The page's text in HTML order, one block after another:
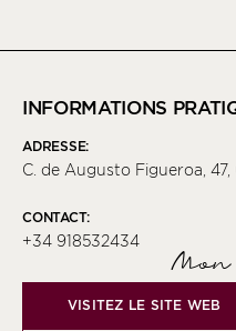
INFORMATIONS
ADRESSE:
C. de Augusto Figueroa,
CONTACT:
+34 918532434
Mon
VISITEZ LE SITE WEB